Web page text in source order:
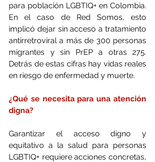
para población LGBTIQ+ en Colombia.
En el caso de Red Somos, esto
implicó dejar sin acceso a tratamiento
antirretroviral a más de 300 personas
migrantes y sin PrEP a otras 275.
Detrás de estas cifras hay vidas reales
en riesgo de enfermedad y muerte.
¿Qué se necesita para una atención
digna?
Garantizar el acceso digno y
equitativo a la salud para personas
LGBTIQ+ requiere acciones concretas,